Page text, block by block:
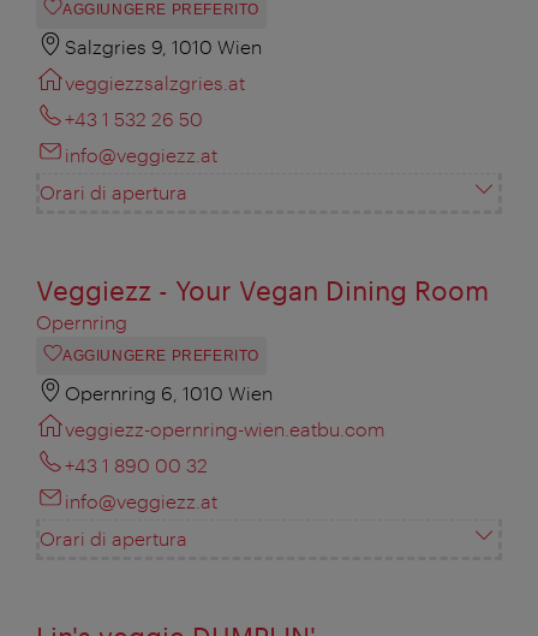
AGGIUNGERE PREFERITO
Salzgries 9, 1010 Wien
veggiezzsalzgries.at
+43 1 532 26 50
info@veggiezz.at
Orari di apertura
Veggiezz - Your Vegan Dining Room
Opernring
AGGIUNGERE PREFERITO
Opernring 6, 1010 Wien
veggiezz-opernring-wien.eatbu.com
+43 1 890 00 32
info@veggiezz.at
Orari di apertura